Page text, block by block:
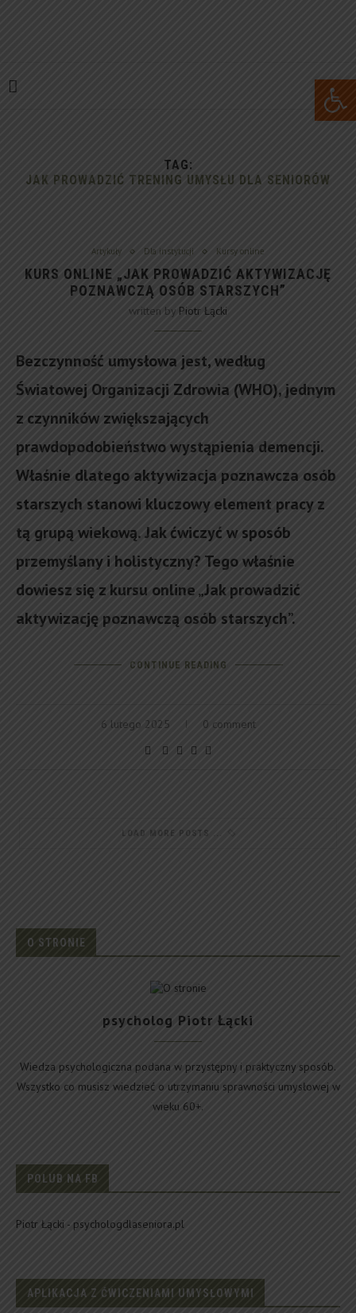
TAG:
JAK PROWADZIĆ TRENING UMYSŁU DLA SENIORÓW
Artykuły Dla instytucji Kursy online
KURS ONLINE „JAK PROWADZIĆ AKTYWIZACJĘ
POZNAWCZĄ OSÓB STARSZYCH”
written by Piotr Łącki
Bezczynność umysłowa jest, według
Światowej Organizacji Zdrowia (WHO), jednym
z czynników zwiększających
prawdopodobieństwo wystąpienia demencji.
Właśnie dlatego aktywizacja poznawcza osób
starszych stanowi kluczowy element pracy z
tą grupą wiekową. Jak ćwiczyć w sposób
przemyślany i holistyczny? Tego właśnie
dowiesz się z kursu online „Jak prowadzić
aktywizację poznawczą osób starszych”.
CONTINUE READING
6 lutego 2025 0 comment
LOAD MORE POSTS
O STRONIE
psycholog Piotr Łącki
Wiedza psychologiczna podana w przystępny i praktyczny sposób.
Wszystko co musisz wiedzieć o utrzymaniu sprawności umysłowej w
wieku 60+.
POLUB NA FB
Piotr Łącki - psychologdlaseniora.pl
APLIKACJA Z ĆWICZENIAMI UMYSŁOWYMI